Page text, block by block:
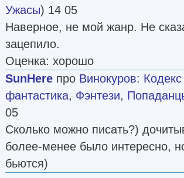
Ужасы) 14 05
Наверное, не мой жанр. Не
зацепило.
Оценка: хорошо
SunHere про Винокуров:
фантастика, Фэнтези,
05
Сколько можно писать?)
более-менее было интересно,
бьются)